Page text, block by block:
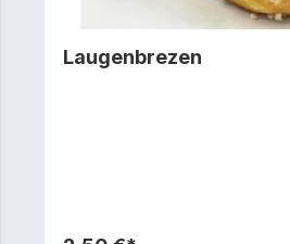
Laugenbrezen